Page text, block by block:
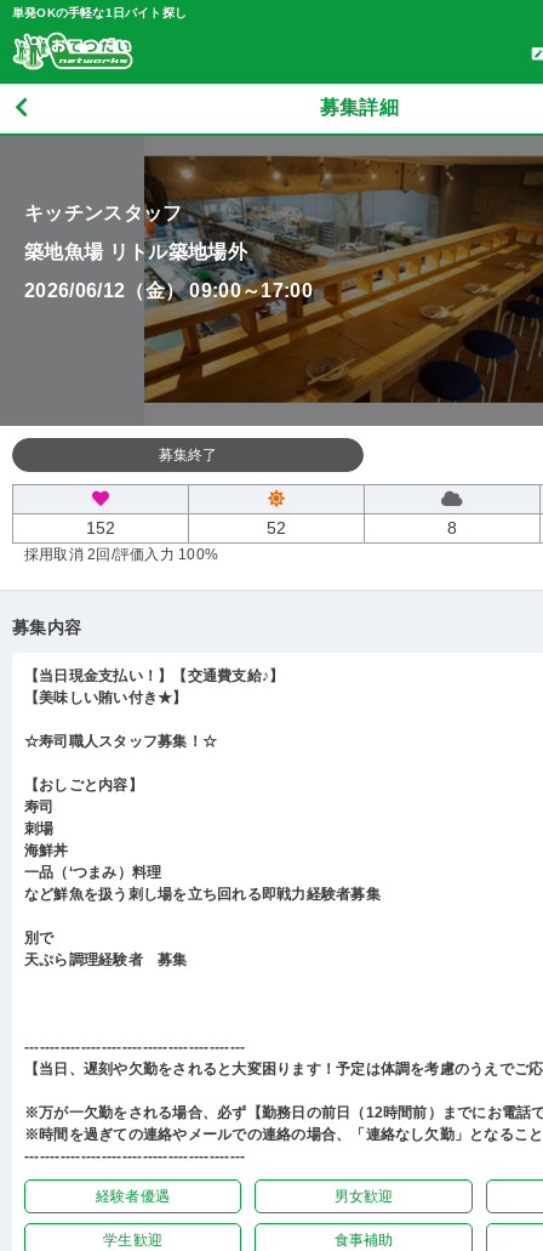
単発OKの手軽な1日バイト探し
募集詳細
キッチンスタッフ
築地魚場 リトル築地場外
2026/06/12（金） 09:00～17:00
募集終了
152 52 8
採用取消 2回 /評価入力 100%
募集内容
【当日現金支払い！】【交通費支給♪】
【美味しい賄い付き★】
☆寿司職人スタッフ募集！☆
【おしごと内容】
寿司
刺場
海鮮丼
一品（‘つまみ）料理
など鮮魚を扱う刺し場を立ち回れる即戦力経験者募集
別で
天ぷら調理経験者 募集
-------------------------------------------
【当日、遅刻や欠勤をされると大変困ります！予定は体調を考慮のうえでご
※万が一欠勤をされる場合、必ず【勤務日の前日（12時間前）までにお電話
※時間を過ぎての連絡やメールでの連絡の場合、「連絡なし欠勤」となるこ
-------------------------------------------
経験者優遇 男女歓迎
学生歓迎 食事補助